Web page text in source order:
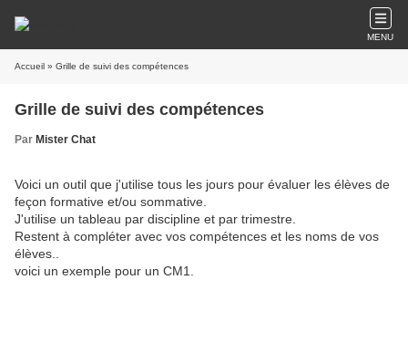
MENU
Accueil » Grille de suivi des compétences
Grille de suivi des compétences
Par Mister Chat
Voici un outil que j'utilise tous les jours pour évaluer les élèves de
feçon formative et/ou sommative.
J'utilise un tableau par discipline et par trimestre.
Restent à compléter avec vos compétences et les noms de vos
élèves..
voici un exemple pour un CM1.